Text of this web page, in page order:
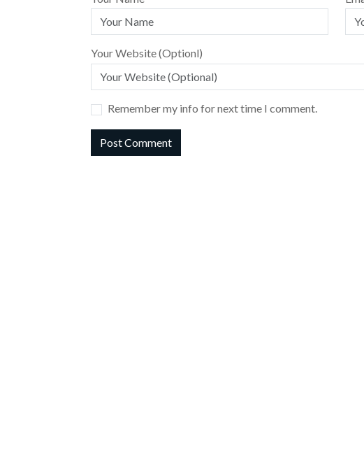
Your Website (Optionl)
Remember my info for next time I comment.